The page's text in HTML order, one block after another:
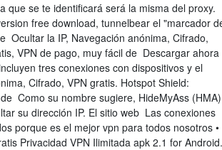
que se te identificará será la misma del proxy.
free download, tunnelbear el "marcador
Ocultar la IP, Navegación anónima, Cifrado,
VPN de pago, muy fácil de Descargar ahora
tres conexiones con dispositivos y el
Cifrado, VPN gratis. Hotspot Shield:
Como su nombre sugiere, HideMyAss (HMA)
su dirección IP. El sitio web Las conexiones
porque es el mejor vpn para todos nosotros •
Privacidad VPN Ilimitada apk 2.1 for Android.